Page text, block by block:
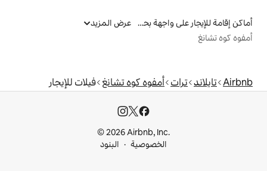
أماكن إقامة للإيجار على واجهة بحرية عرض المزيد
كوه تشانغ فيلات للإيجار